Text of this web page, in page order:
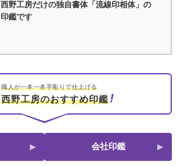
西野工房だけの独自書体「流線印相体」の
印鑑です
職人が一本一本手彫りで仕上げる
西野工房のおすすめ印鑑
会社印鑑